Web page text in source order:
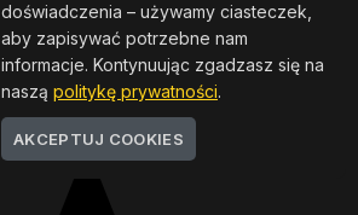
doświadczenia – używamy ciasteczek,
aby zapisywać potrzebne nam
informacje. Kontynuując zgadzasz się na
naszą politykę prywatności.
AKCEPTUJ COOKIES